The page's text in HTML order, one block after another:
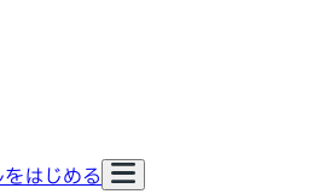
はじめる